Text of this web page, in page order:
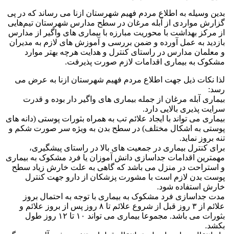
بدین وسیله به اطلاع مردم فهیم شهرستان ازنا می رساند که در پی
گزارش مواردی از آبله مرغان در سطح مدارس شهرستان تیم‌هایی
از مرکز بهداشت با محوریت مبارزه با بیماری های واگیر از مدارس
بازدید به عمل آورده و ضمن بررسی و آموزش های لازم به مدیران
و معلمان مدارس در راستای کنترل و هدایت هرچه بهتر موارد
مشکوک به بیماری اقدامات لازم صورت پذیرفت.
لذا نکات ذیل جهت اطلاع مردم فهیم شهرستان ازنا به عرض می
رسد:
بیماری آبله مرغان از جمله بیماری های واگیر دار بوده و قدرت
سرایت پذیری بالایی دارد.
بیماری می تواند با ایجاد علائم تب به همراه بثورات پوستی (دانه های
پوستی به اشکال مختلف) در سطح بدن به ویژه سر صورت شکم و
تنه بروز نماید.
برای کنترل بیماری در جمعیت های بالا در راستای پیشگیری،
مهمترین اقدامات جداسازی دانش آموزان یا فرد مشکوک به بیماری
و استراحت در منزل می باشد که گاهی به علت خارش زیاد سطح
پوست بدن لازم است با مشورت پزشکان از دارو جهت کنترل
خارش استفاده شود.
مدت جداسازی فرد مشکوک به بیماری با توجه به احتمال بروز
علائم از ۳ روز قبل از شروع علائم تا ۸ روز پس از بروز علائم و
بثورات می باشد. مجموعا بیماری می تواند ۱۰ تا ۱۲ روز طول
بکشد.